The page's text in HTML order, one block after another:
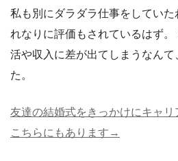
私も別にダラダラ仕事をしてい
れなりに評価もされているはず
活や収入に差が出てしまうなん
た。
友達の結婚式をきっかけにキャ
こちらにもあります→